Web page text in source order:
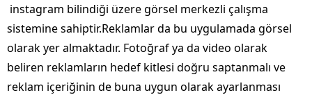
instagram bilindiği üzere görsel merkezli çalışma
sistemine sahiptir.Reklamlar da bu uygulamada görsel
olarak yer almaktadır. Fotoğraf ya da video olarak
beliren reklamların hedef kitlesi doğru saptanmalı ve
reklam içeriğinin de buna uygun olarak ayarlanması